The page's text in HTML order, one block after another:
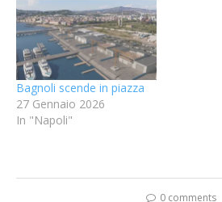
Bagnoli scende in piazza
27 Gennaio 2026
In "Napoli"
0 comments